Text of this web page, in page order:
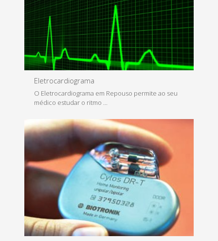
Saiba Mais
Eletrocardiograma
O Eletrocardiograma em Repouso permite ao seu
médico estudar o ritmo ...
Saiba Mais